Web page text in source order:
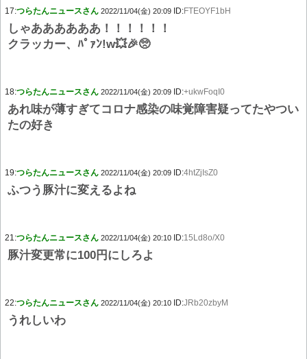
17:つらたんニュースさん 2022/11/04(金) 20:09 ID:FTEOYF1bH
しゃああああああ！！！！！！
クラッカー、ﾊﾟｧﾝ!w💥🎉🥺
18:つらたんニュースさん 2022/11/04(金) 20:09 ID:+ukwFoqI0
あれ味が薄すぎてコロナ感染の味覚障害疑ってたやつい
たの好き
19:つらたんニュースさん 2022/11/04(金) 20:09 ID:4htZjIsZ0
ふつう豚汁に変えるよね
21:つらたんニュースさん 2022/11/04(金) 20:10 ID:15Ld8o/X0
豚汁変更常に100円にしろよ
22:つらたんニュースさん 2022/11/04(金) 20:10 ID:JRb20zbyM
うれしいわ